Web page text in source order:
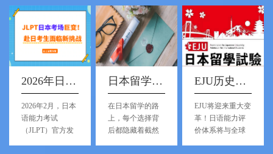
2026年日本语能力考试（JLPT）日本考区报名资格全面收紧
2026年2月，日本
语能力考试
（JLPT）官方发
日本留学考修士四大途径
在日本留学的路
上，每个选择背
后都隐藏着截然
EJU历史性改革深度解析
EJU将迎来重大变
革！日语能力评
价体系将与全球